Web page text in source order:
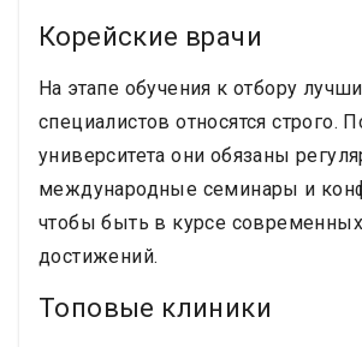
Корейские врачи
На этапе обучения к отбору
специалистов относятся строго.
университета они обязаны
международные семинары и
чтобы быть в курсе
достижений.
Топовые клиники